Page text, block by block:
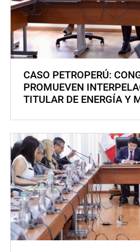
CASO PETROPERÚ:
PROMUEVEN
TITULAR DE ENERGÍA Y